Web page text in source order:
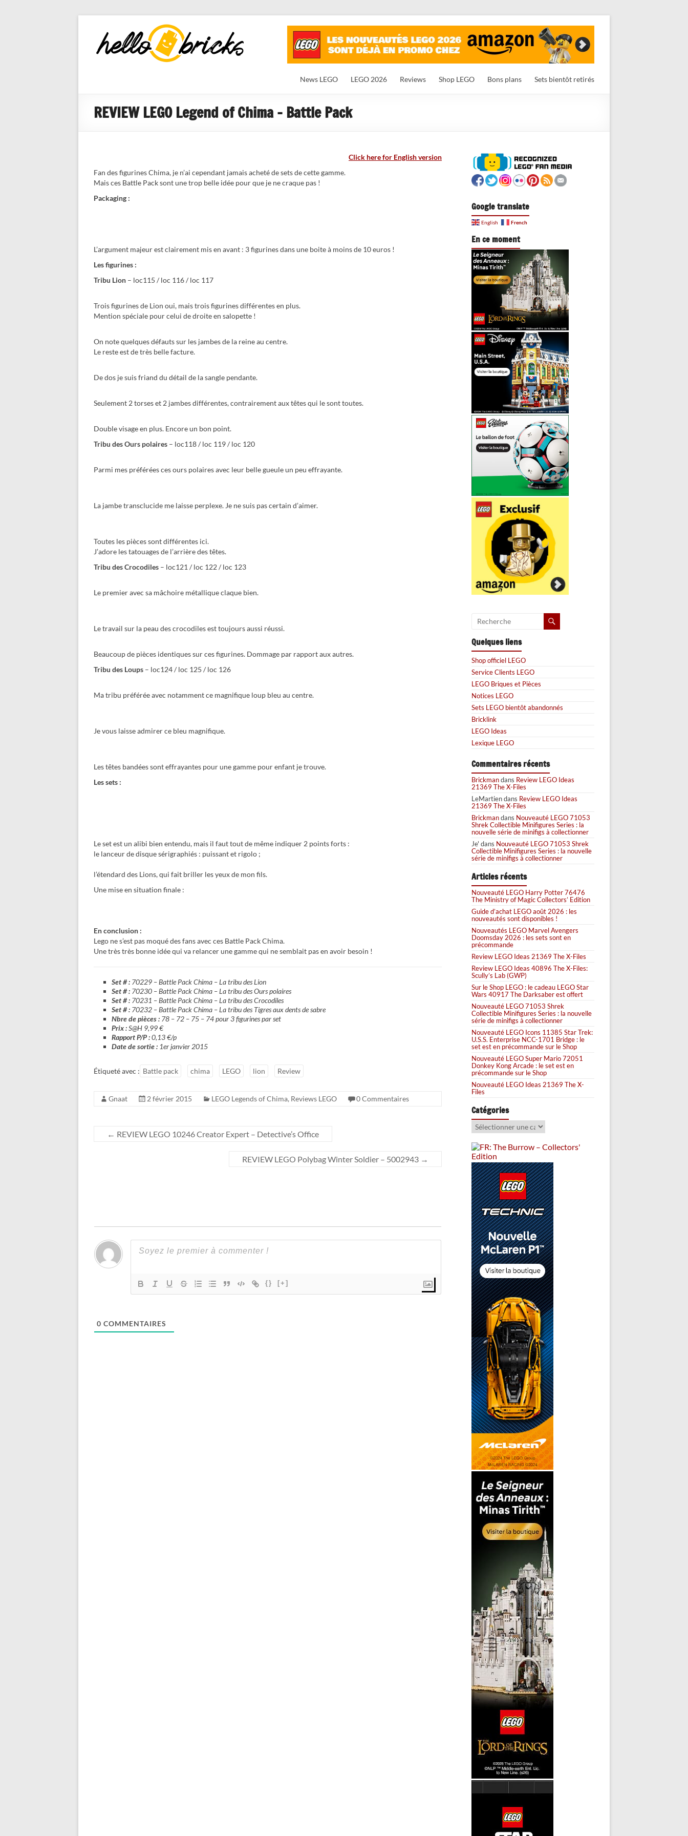
HelloBricks
Blog LEGO,
nouveaut�s
News LEGO LEGO 2026 Reviews Shop LEGO Bons plans Sets bientôt retirés
REVIEW LEGO Legend of Chima – Battle Pack
Click here for English version
Fan des figurines Chima, je n’ai cependant jamais acheté de sets de cette gamme.
Mais ces Battle Pack sont une trop belle idée pour que je ne craque pas !
Packaging :
L’argument majeur est clairement mis en avant : 3 figurines dans une boite à moins de 10 euros !
Les figurines :
Tribu Lion – loc115 / loc 116 / loc 117
Trois figurines de Lion oui, mais trois figurines différentes en plus.
Mention spéciale pour celui de droite en salopette !
On note quelques défauts sur les jambes de la reine au centre.
Le reste est de très belle facture.
De dos je suis friand du détail de la sangle pendante.
Seulement 2 torses et 2 jambes différentes, contrairement aux têtes qui le sont toutes.
Double visage en plus. Encore un bon point.
Tribu des Ours polaires – loc118 / loc 119 / loc 120
Parmi mes préférées ces ours polaires avec leur belle gueule un peu effrayante.
La jambe transclucide me laisse perplexe. Je ne suis pas certain d’aimer.
Toutes les pièces sont différentes ici.
J’adore les tatouages de l’arrière des têtes.
Tribu des Crocodiles – loc121 / loc 122 / loc 123
Le premier avec sa mâchoire métallique claque bien.
Le travail sur la peau des crocodiles est toujours aussi réussi.
Beaucoup de pièces identiques sur ces figurines. Dommage par rapport aux autres.
Tribu des Loups – loc124 / loc 125 / loc 126
Ma tribu préférée avec notamment ce magnifique loup bleu au centre.
Je vous laisse admirer ce bleu magnifique.
Les têtes bandées sont effrayantes pour une gamme pour enfant je trouve.
Les sets :
Le set est un alibi bien entendu, mais il faut tout de même indiquer 2 points forts :
le lanceur de disque sérigraphiés : puissant et rigolo ;
l’étendard des Lions, qui fait briller les yeux de mon fils.
Une mise en situation finale :
En conclusion :
Lego ne s’est pas moqué des fans avec ces Battle Pack Chima.
Une très très bonne idée qui va relancer une gamme qui ne semblait pas en avoir besoin !
Set # : 70229 – Battle Pack Chima – La tribu des Lion
Set # : 70230 – Battle Pack Chima – La tribu des Ours polaires
Set # : 70231 – Battle Pack Chima – La tribu des Crocodiles
Set # : 70232 – Battle Pack Chima – La tribu des Tigres aux dents de sabre
Nbre de pièces : 78 – 72 – 75 – 74 pour 3 figurines par set
Prix :S@H 9,99 €
Rapport P/P :0,13 €/p
Date de sortie : 1er janvier 2015
Étiqueté avec : Battle pack chima LEGO lion Review
Gnaat 2 février 2015 LEGO Legends of Chima, Reviews LEGO 0 Commentaires
← REVIEW LEGO 10246 Creator Expert – Detective’s Office
REVIEW LEGO Polybag Winter Soldier – 5002943 →
{} [+]
0 COMMENTAIRES
Google translate
English French
En ce moment
Quelques liens
Shop officiel LEGO
Service Clients LEGO
LEGO Briques et Pièces
Notices LEGO
Sets LEGO bientôt abandonnés
Bricklink
LEGO Ideas
Lexique LEGO
Commentaires récents
Brickmandans Review LEGO Ideas
21369 The X-Files
LeMartiendans Review LEGO Ideas
21369 The X-Files
Brickmandans Nouveauté LEGO 71053
Shrek Collectible Minifigures Series : la
nouvelle série de minifigs à collectionner
Je' dans Nouveauté LEGO 71053 Shrek
Collectible Minifigures Series : la nouvelle
série de minifigs à collectionner
Articles récents
Nouveauté LEGO Harry Potter 76476
The Ministry of Magic Collectors’ Edition
Guide d’achat LEGO août 2026 : les
nouveautés sont disponibles !
Nouveautés LEGO Marvel Avengers
Doomsday 2026 : les sets sont en
précommande
Review LEGO Ideas 21369 The X-Files
Review LEGO Ideas 40896 The X-Files:
Scully’s Lab (GWP)
Sur le Shop LEGO : le cadeau LEGO Star
Wars 40917 The Darksaber est offert
Nouveauté LEGO 71053 Shrek
Collectible Minifigures Series : la nouvelle
série de minifigs à collectionner
Nouveauté LEGO Icons 11385 Star Trek:
U.S.S. Enterprise NCC-1701 Bridge : le
set est en précommande sur le Shop
Nouveauté LEGO Super Mario 72051
Donkey Kong Arcade : le set est en
précommande sur le Shop
Nouveauté LEGO Ideas 21369 The X-
Files
Catégories
Catégories